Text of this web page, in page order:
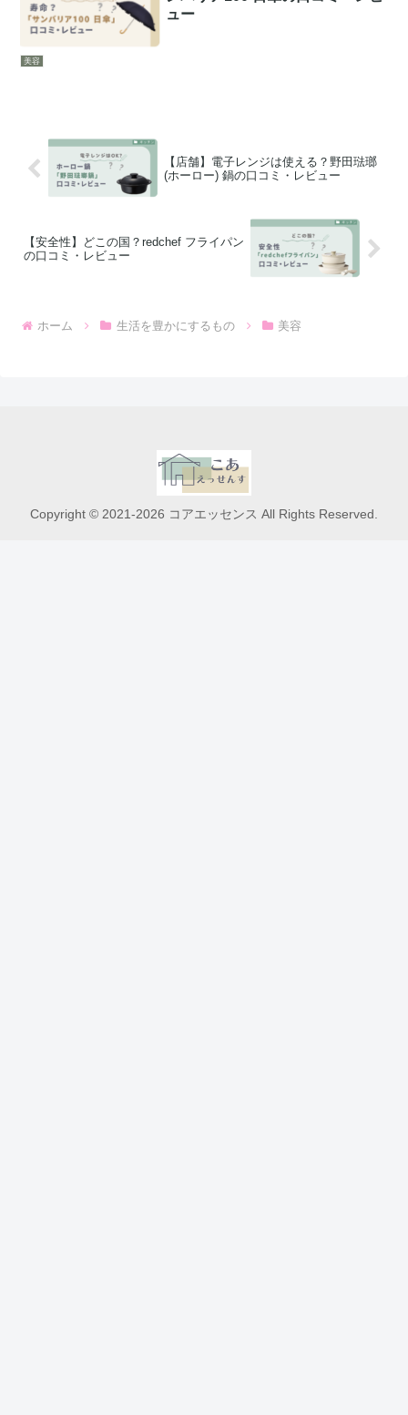
美容
ュー
【店舗】電子レンジは使える？野田琺瑯
(ホーロー) 鍋の口コミ・レビュー
【安全性】どこの国？redchef フライパン
の口コミ・レビュー
ホーム 生活を豊かにするもの 美容
Copyright © 2021-2026 コアエッセンス All Rights Reserved.